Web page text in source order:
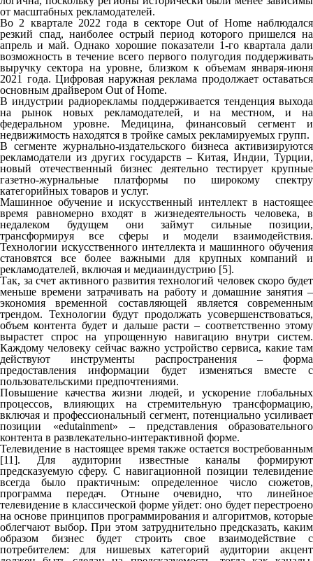
от масштабных рекламодателей.
Во 2 квартале 2022 года в секторе Out of Home наблюдался
резкий спад, наиболее острый период которого пришелся на
апрель и май. Однако хорошие показатели 1-го квартала дали
возможность в течение всего первого полугодия поддерживать
выручку сектора на уровне, близком к объемам января-июня
2021 года. Цифровая наружная реклама продолжает оставаться
основным драйвером Out of Home.
В индустрии радиорекламы поддерживается тенденция выхода
на рынок новых рекламодателей, и на местном, и на
федеральном уровне. Медицина, финансовый сегмент и
недвижимость находятся в тройке самых рекламируемых групп.
В сегменте журнально-издательского бизнеса активизируются
рекламодатели из других государств – Китая, Индии, Турции,
новый отечественный бизнес деятельно тестирует крупные
газетно-журнальные платформы по широкому спектру
категорийных товаров и услуг.
Машинное обучение и искусственный интеллект в настоящее
время равномерно входят в жизнедеятельность человека, в
недалеком будущем они займут сильные позиции,
трансформируя все сферы и модели взаимодействия.
Технологии искусственного интеллекта и машинного обучения
становятся все более важными для крупных компаний и
рекламодателей, включая и медиаиндустрию [5].
Так, за счет активного развития технологий человек скоро будет
меньше времени затрачивать на работу и домашние занятия –
экономия временной составляющей является современным
трендом. Технологии будут продолжать усовершенствоваться,
объем контента будет и дальше расти – соответственно этому
вырастет спрос на упрощенную навигацию внутри систем.
Каждому человеку сейчас важно устройство сервиса, какие там
действуют инструменты распространения – форма
предоставления информации будет изменяться вместе с
пользовательскими предпочтениями.
Повышение качества жизни людей, и ускорение глобальных
процессов, влияющих на стремительную трансформацию,
включая и профессиональный сегмент, потенциально усиливает
позиции «edutainment» – представления образовательного
контента в развлекательно-интерактивной форме.
Телевидение в настоящее время также остается востребованным
[11]. Для аудитории известные каналы формируют
предсказуемую сферу. С навигационной позиции телевидение
всегда было практичным: определенное число сюжетов,
программа передач. Отныне очевидно, что линейное
телевидение в классической форме уйдет: оно будет перестроено
на основе принципов программирования и алгоритмов, которые
облегчают выбор. При этом затруднительно предсказать, каким
образом бизнес будет строить свое взаимодействие с
потребителем: для нишевых категорий аудитории акцент